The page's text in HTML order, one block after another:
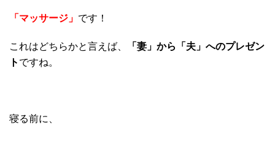
「マッサージ」 です！
これはどちらかと言えば、
「妻」から「夫」へのプレゼン
ト ですね。
寝る前に、